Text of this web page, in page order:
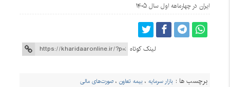
ایران در چهارماهه اول سال ۱۴۰۵
لینک کوتاه
برچسب ها : بازار سرمایه ،بیمه تعاون ،صورت‌های مالی